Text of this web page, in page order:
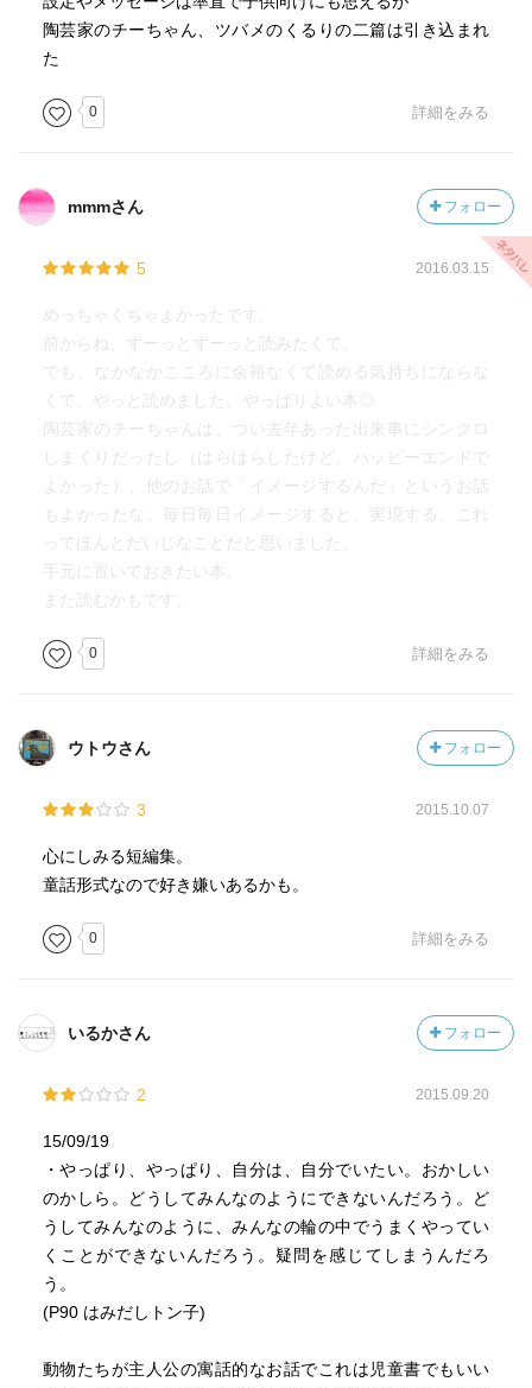
陶芸家のチーちゃん、ツバメのくるりの二篇は引き込まれ
た
0 詳細をみる
mmmさん フォロー
5 2016.03.15
めっちゃくちゃよかったです。
前からね、ずーっとずーっと読みたくて。
でも、なかなかこころに余裕なくて読める気持ちにならな
くて。やっと読めました。やっぱりよい本◎
陶芸家のチーちゃんは、つい去年あった出来事にシンクロ
しまくりだったし（はらはらしたけど、ハッピーエンドで
よかった）、他のお話で「イメージするんだ」というお話
もよかったな。毎日毎日イメージすると、実現する。これ
ってほんとだいじなことだと思いました。
手元に置いておきたい本。
また読むかもです。
0 詳細をみる
ウトウさん フォロー
3 2015.10.07
心にしみる短編集。
童話形式なので好き嫌いあるかも。
0 詳細をみる
いるかさん フォロー
2 2015.09.20
15/09/19
・やっぱり、やっぱり、自分は、自分でいたい。おかしい
のかしら。どうしてみんなのようにできないんだろう。ど
うしてみんなのように、みんなの輪の中でうまくやってい
くことができないんだろう。疑問を感じてしまうんだろ
う。
(P90 はみだしトン子)
動物たちが主人公の寓話的なお話でこれは児童書でもいい